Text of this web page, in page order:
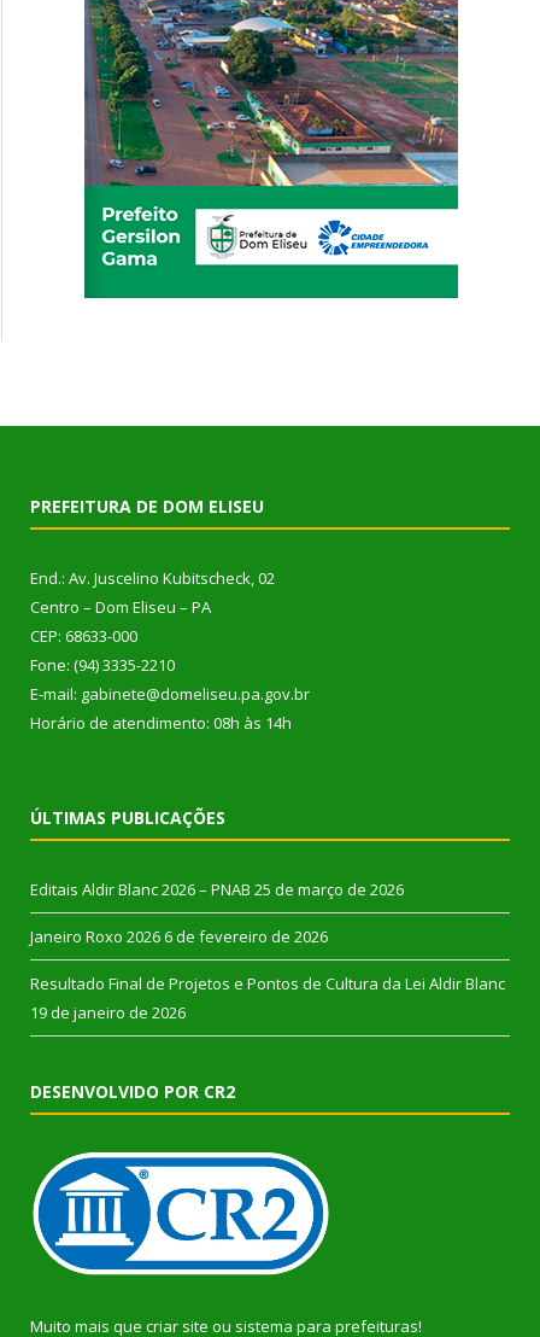
PREFEITURA DE DOM ELISEU
End.: Av. Juscelino Kubitscheck, 02
Centro – Dom Eliseu – PA
CEP: 68633-000
Fone: (94) 3335-2210
E-mail: gabinete@domeliseu.pa.gov.br
Horário de atendimento: 08h às 14h
ÚLTIMAS PUBLICAÇÕES
Editais Aldir Blanc 2026 – PNAB 25 de março de 2026
Janeiro Roxo 2026 6 de fevereiro de 2026
Resultado Final de Projetos e Pontos de Cultura da Lei Aldir Blanc
19 de janeiro de 2026
DESENVOLVIDO POR CR2
Muito mais que criar site ou sistema para prefeituras!